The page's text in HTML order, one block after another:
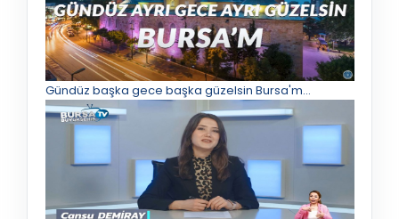
Gündüz başka gece başka güzelsin Bursa'm...